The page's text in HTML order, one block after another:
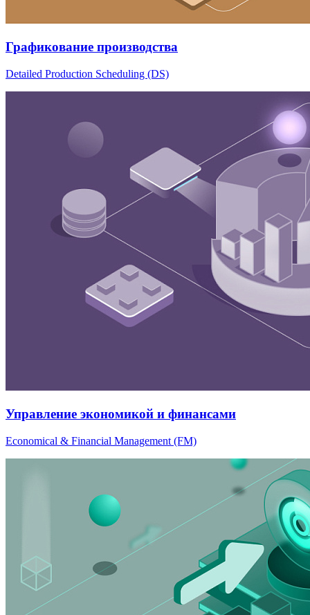
Графикование производства
Detailed Production Scheduling (DS)
Управление экономикой и финансами
Economical & Financial Management (FM)